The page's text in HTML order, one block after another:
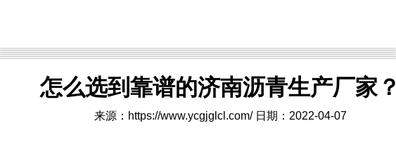
怎么选到靠谱的济南沥青生产厂家？
来源： https://www.ycgjglcl.com/日期：2022-04-07